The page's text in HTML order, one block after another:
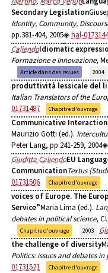
Secondary Legislation
Identity, Community,
pp.381-404, 2005
hal-
CaliendoIdiomatic
Formazione e Innovazione,
Article dans des revues 2004
produttività lessicale del
Italian Translators of the
01731487
Chapitre d'ouvrage
Communicative Interaction
Maurizio Gotti (ed.).
Peter Lang, pp.241-259, 2004
Giuditta CaliendoEU
CommunicationTextus
01731506
Chapitre d'ouvrage
voices of Europe. The
Service”Maria Lima (ed.).
debates in political science,
Chapitre d'ouvrage 2003
the challenge of diversity
Politics: issues and debates
01731521
Chapitre d'ouvrage